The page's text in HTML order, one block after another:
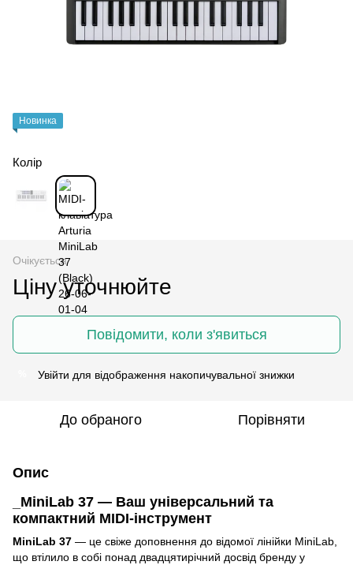
Новинка
Колір
Очікується
Ціну уточнюйте
Повідомити, коли з'явиться
Увійти для відображення накопичувальної знижки
До обраного Порівняти
Опис
_MiniLab 37 — Ваш універсальний та
компактний MIDI-інструмент
MiniLab 37 — це свіже доповнення до відомої лінійки MiniLab,
що втілило в собі понад двадцятирічний досвід бренду у